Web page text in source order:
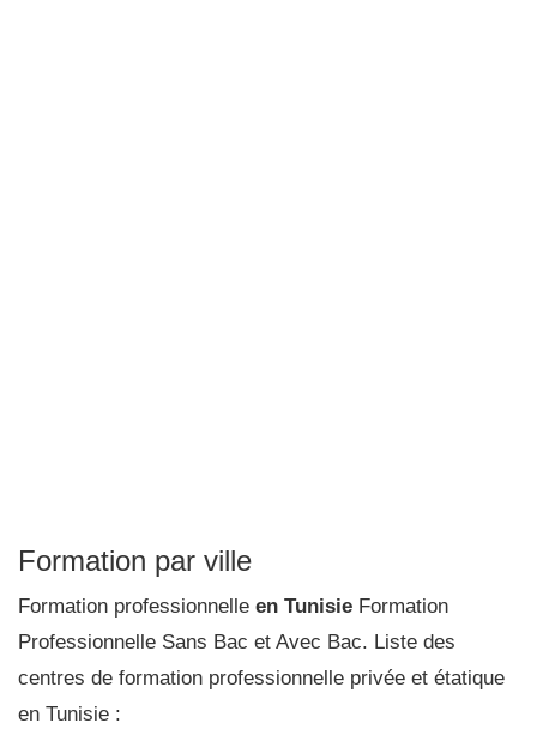
Formation par ville
Formation professionnelle en Tunisie Formation
Professionnelle Sans Bac et Avec Bac. Liste des
centres de formation professionnelle privée et étatique
en Tunisie :